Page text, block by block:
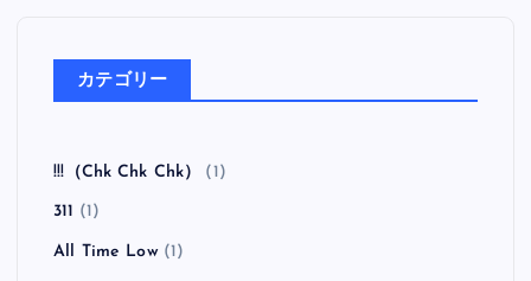
カテゴリー
!!!（Chk Chk Chk） (1)
311 (1)
All Time Low(1)